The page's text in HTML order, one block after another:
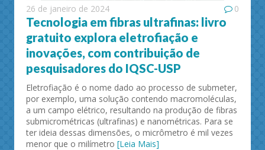
26 de janeiro de 2024 0
Tecnologia em fibras ultrafinas: livro
gratuito explora eletrofiação e
inovações, com contribuição de
pesquisadores do IQSC-USP
Eletrofiação é o nome dado ao processo de submeter,
por exemplo, uma solução contendo macromoléculas,
a um campo elétrico, resultando na produção de fibras
submicrométricas (ultrafinas) e nanométricas. Para se
ter ideia dessas dimensões, o micrômetro é mil vezes
menor que o milímetro [Leia Mais]